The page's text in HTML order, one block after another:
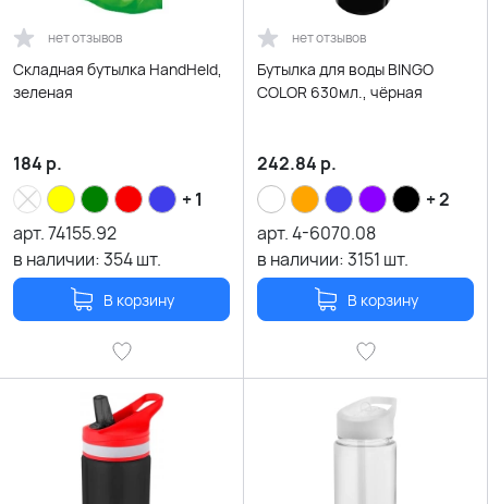
нет отзывов
Складная бутылка HandHeld,
зеленая
184 р.
+ 1
арт.74155.92
в наличии:354шт.
В корзину
нет отзывов
Бутылка для воды BINGO
COLOR 630мл., чёрная
242.84 р.
+ 2
арт.4-6070.08
в наличии:3151 шт.
В корзину